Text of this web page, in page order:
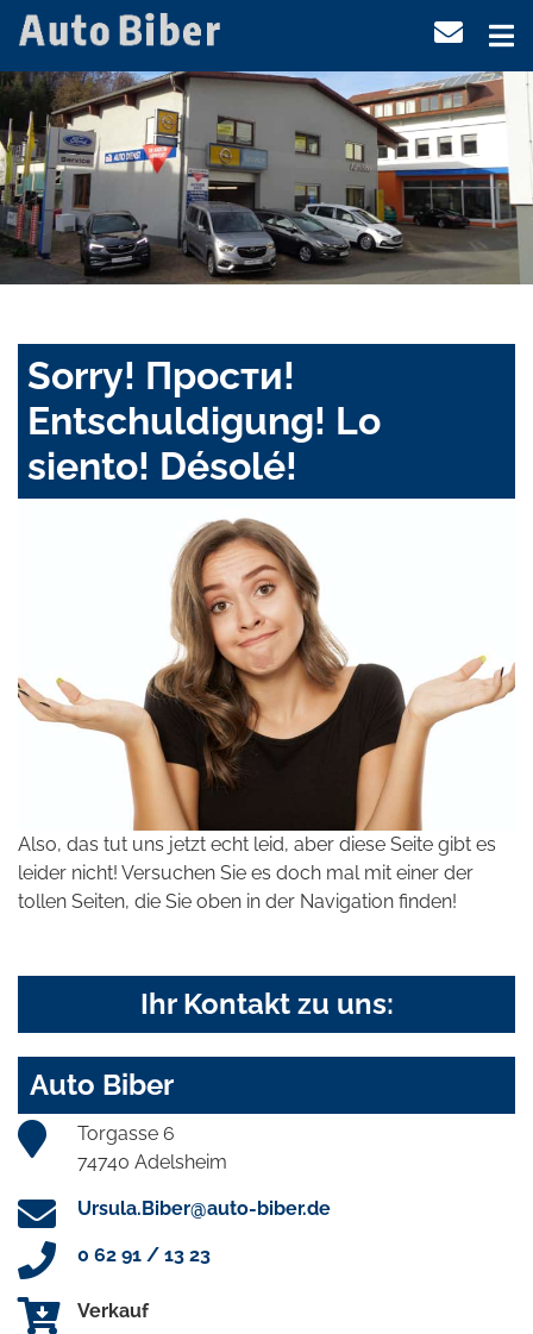
Sorry! Прости!
Entschuldigung! Lo
siento! Désolé!
Also, das tut uns jetzt echt leid, aber diese Seite gibt es
leider nicht! Versuchen Sie es doch mal mit einer der
tollen Seiten, die Sie oben in der Navigation finden!
Ihr Kontakt zu uns:
Auto Biber
Torgasse 6
74740 Adelsheim
Ursula.Biber@auto-biber.de
0 62 91 / 13 23
Verkauf